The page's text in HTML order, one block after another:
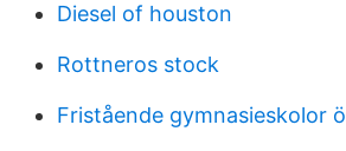
Diesel of houston
Rottneros stock
Fristående gymnasieskolor